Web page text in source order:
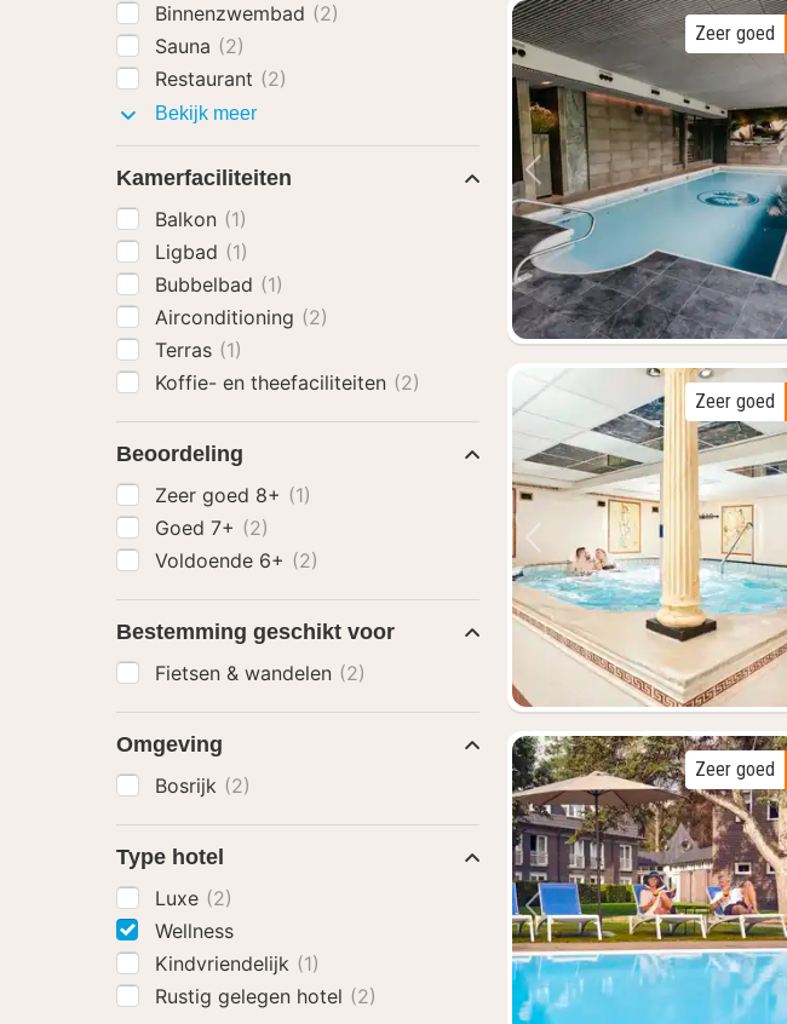
Vorige foto
Zeer goed
Vorige foto
Zeer goed
Vorige foto
Zeer goed
Binnenzwembad (2)
Sauna (2)
Restaurant (2)
Bekijk meerFaciliteiten
Kamerfaciliteiten
Balkon (1)
Ligbad (1)
Bubbelbad (1)
Airconditioning (2)
Terras (1)
Koffie- en theefaciliteiten (2)
Beoordeling
Zeer goed 8+ (1)
Goed 7+ (2)
Voldoende 6+ (2)
Bestemming geschikt voor
Fietsen & wandelen (2)
Omgeving
Bosrijk (2)
Type hotel
Luxe (2)
Wellness
Kindvriendelijk (1)
Rustig gelegen hotel (2)